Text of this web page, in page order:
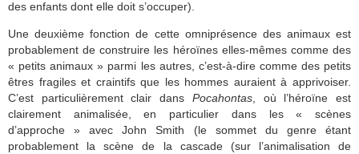
des enfants dont elle doit s’occuper).
Une deuxième fonction de cette omniprésence des animaux est
probablement de construire les héroïnes elles-mêmes comme des
« petits animaux » parmi les autres, c’est-à-dire comme des petits
êtres fragiles et craintifs que les hommes auraient à apprivoiser.
C’est particulièrement clair dans Pocahontas, où l’héroïne est
clairement animalisée, en particulier dans les « scènes
d’approche » avec John Smith (le sommet du genre étant
probablement la scène de la cascade (sur l’animalisation de